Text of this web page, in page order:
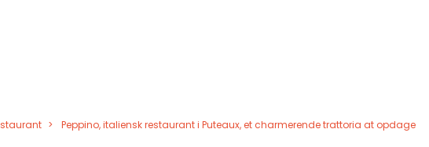
Peppino, italiensk restaurant i Puteaux, et charmerende trattoria at opdage